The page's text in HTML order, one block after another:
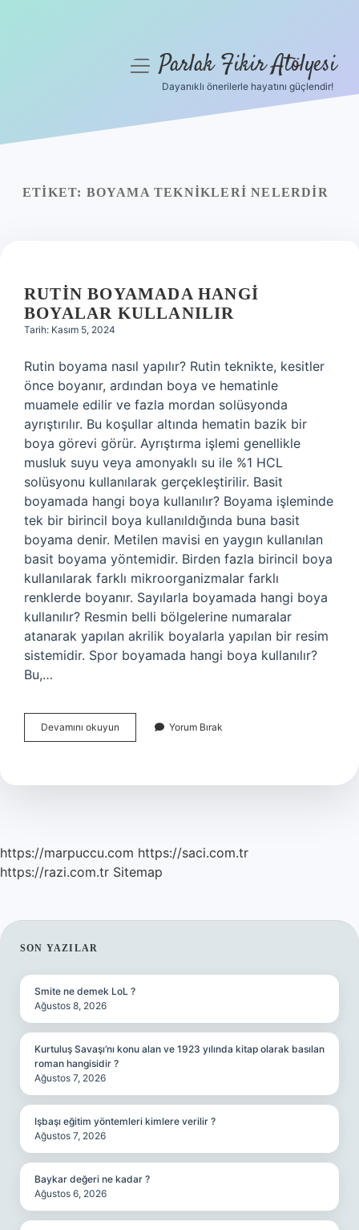
Yasal Uyarı
menüyüParlak Fikir Atölyesi
Dayanıklı önerilerle hayatını güçlendir!
ETIKET: BOYAMA TEKNIKLERI NELERDIR
RUTIN BOYAMADA HANGI
BOYALAR KULLANILIR
Tarih: Kasım 5, 2024
Rutin boyama nasıl yapılır? Rutin teknikte, kesitler
önce boyanır, ardından boya ve hematinle
muamele edilir ve fazla mordan solüsyonda
ayrıştırılır. Bu koşullar altında hematin bazik bir
boya görevi görür. Ayrıştırma işlemi genellikle
musluk suyu veya amonyaklı su ile %1 HCL
solüsyonu kullanılarak gerçekleştirilir. Basit
boyamada hangi boya kullanılır? Boyama işleminde
tek bir birincil boya kullanıldığında buna basit
boyama denir. Metilen mavisi en yaygın kullanılan
basit boyama yöntemidir. Birden fazla birincil boya
kullanılarak farklı mikroorganizmalar farklı
renklerde boyanır. Sayılarla boyamada hangi boya
kullanılır? Resmin belli bölgelerine numaralar
atanarak yapılan akrilik boyalarla yapılan bir resim
sistemidir. Spor boyamada hangi boya kullanılır?
Bu,…
Devamını okuyun
Boyamada
Kullanılır
Yorum Bırak
https://marpuccu.com https://saci.com.tr
https://razi.com.tr Sitemap
SIDEBAR
SON YAZILAR
Smite ne demek LoL ?
Ağustos 8, 2026
Kurtuluş Savaşı’nı konu alan ve 1923 yılında kitap olarak basılan
roman hangisidir ?
Ağustos 7, 2026
Işbaşı eğitim yöntemleri kimlere verilir ?
Ağustos 7, 2026
Baykar değeri ne kadar ?
Ağustos 6, 2026